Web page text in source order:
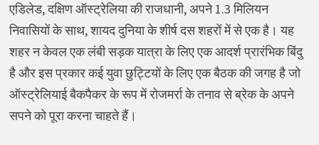
एडिलेड, दक्षिण ऑस्ट्रेलिया की राजधानी, अपने 1.3 मिलियन
निवासियों के साथ, शायद दुनिया के शीर्ष दस शहरों में से एक है। यह
शहर न केवल एक लंबी सड़क यात्रा के लिए एक आदर्श प्रारंभिक बिंदु
है और इस प्रकार कई युवा छुट्टियों के लिए एक बैठक की जगह है जो
ऑस्ट्रेलियाई बैकपैकर के रूप में रोजमर्रा के तनाव से ब्रेक के अपने
सपने को पूरा करना चाहते हैं।